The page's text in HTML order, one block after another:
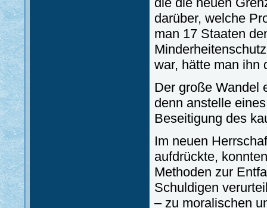
darüber, welche
man 17 Staaten
war, hätte man ihn
Der große Wandel
denn anstelle
Beseitigung des
Im neuen
aufdrückte,
Methoden zur
Schuldigen
– zu moralischen